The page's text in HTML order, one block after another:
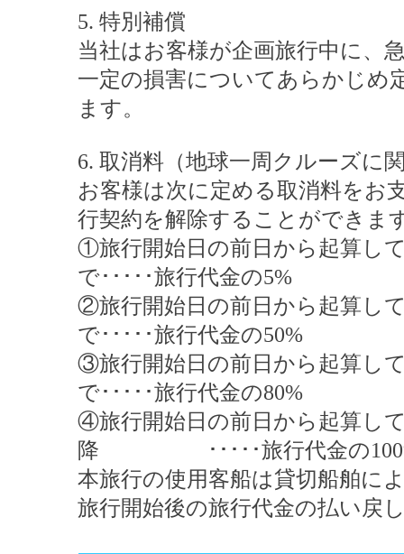
5. 特別補償
当社はお客様が企画旅行中に、
一定の損害についてあらかじめ
ます。
6. 取消料（地球一周クルーズに
お客様は次に定める取消料をお
行契約を解除することができま
①旅行開始日の前日から起算し
で･････旅行代金の5%
②旅行開始日の前日から起算し
で･････旅行代金の50%
③旅行開始日の前日から起算し
で･････旅行代金の80%
④旅行開始日の前日から起算し
降 ･････旅行代金の
本旅行の使用客船は貸切船舶に
旅行開始後の旅行代金の払い戻